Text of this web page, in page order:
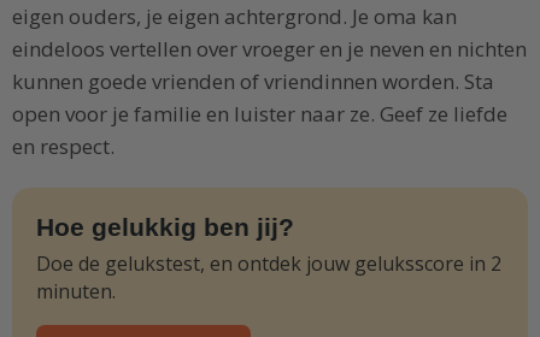
eigen ouders, je eigen achtergrond. Je oma kan
eindeloos vertellen over vroeger en je neven en nichten
kunnen goede vrienden of vriendinnen worden. Sta
open voor je familie en luister naar ze. Geef ze liefde
en respect.
Hoe gelukkig ben jij?
Doe de gelukstest, en ontdek jouw geluksscore in 2
minuten.